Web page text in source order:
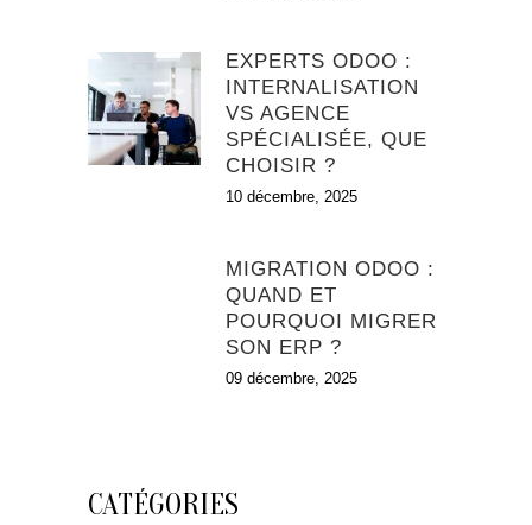
EXPERTS ODOO :
INTERNALISATION
VS AGENCE
SPÉCIALISÉE, QUE
CHOISIR ?
10 décembre, 2025
MIGRATION ODOO :
QUAND ET
POURQUOI MIGRER
SON ERP ?
09 décembre, 2025
CATÉGORIES